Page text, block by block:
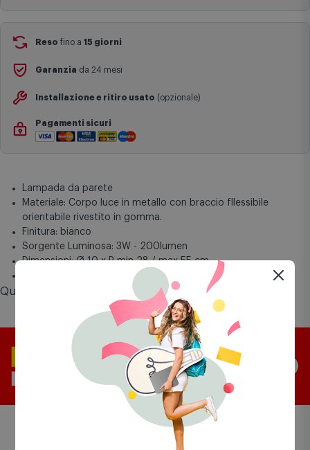
Si ricorda inoltre che i prodotti acquistati in modalità di
prenotazione verranno spediti a partire dalla data di uscita indicata
Reso fino a 15 giorni
Garanzia da 24 mesi
Installazione e ritiro usato (opzionale)
Pagamenti sicuri
Lampada da parete
Materiale: Corpo luce in metallo con braccio fllessibile
orientabile rivestito in gomma.
Finitura: bianco
Sorgente Luminosa: 3W - 200lumen
Dimensioni: Ø 10 x P min 28 / max 55 cm
Questo prodotto vale fino a 39 punti Comet Mia
Prodotti simili